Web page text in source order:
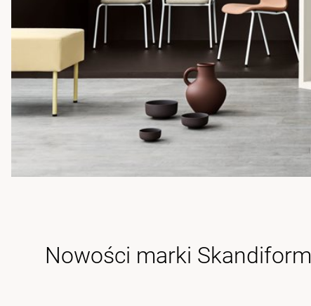
Nowości marki Skandiform